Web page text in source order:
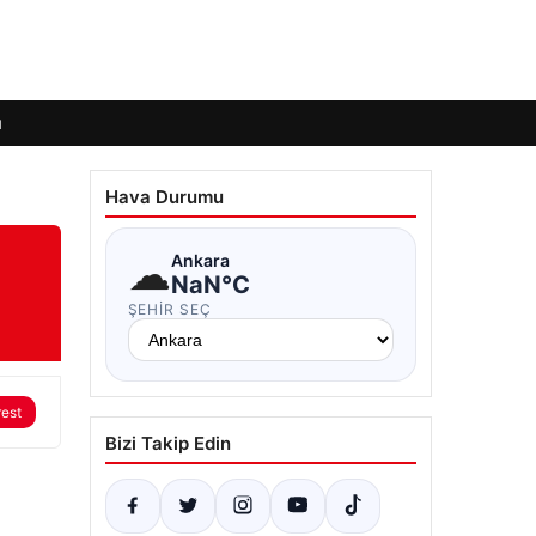
Hava Durumu
☁Ankara
NaN°C
ŞEHIR SEÇ
Bizi Takip Edin